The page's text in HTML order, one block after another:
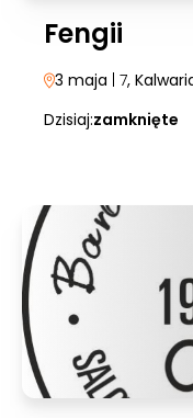
Fengii
3 maja | 7,
Dzisiaj:zamknięte